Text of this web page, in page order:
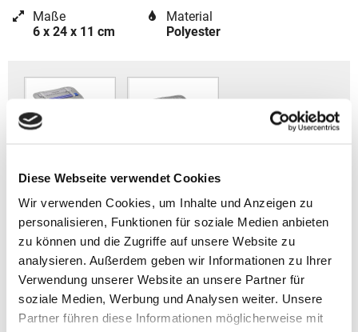
Diese Webseite verwendet Cookies
Wir verwenden Cookies, um Inhalte und Anzeigen zu
personalisieren, Funktionen für soziale Medien anbieten
zu können und die Zugriffe auf unsere Website zu
analysieren. Außerdem geben wir Informationen zu Ihrer
Verwendung unserer Website an unsere Partner für
soziale Medien, Werbung und Analysen weiter. Unsere
Partner führen diese Informationen möglicherweise mit
Maße
6 x 24 x 11 cm
Material
Polyester
Coocazoo Zubehör
Artikelbeschreibung Coocazoo Schlampermäppchen
EVERY 2025
- Gewicht: ca. 170 g